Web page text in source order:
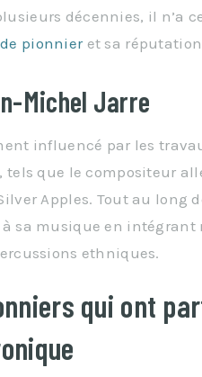
décennies, il n’a
pionnieret sa
Michel Jarre
influencé par les
que le compositeur
Apples. Tout au long
sa musique en
ethniques.
qui ont